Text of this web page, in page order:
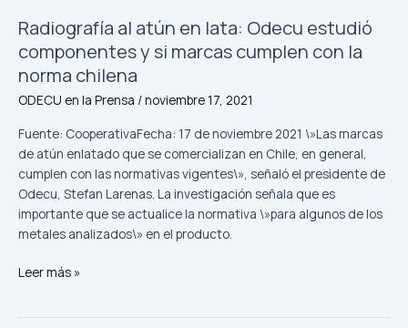
Radiografía al atún en lata: Odecu estudió
componentes y si marcas cumplen con la
norma chilena
ODECU en la Prensa /noviembre 17, 2021
Fuente: CooperativaFecha: 17 de noviembre 2021 \»Las marcas
de atún enlatado que se comercializan en Chile, en general,
cumplen con las normativas vigentes\», señaló el presidente de
Odecu, Stefan Larenas. La investigación señala que es
importante que se actualice la normativa \»para algunos de los
metales analizados\» en el producto.
Leer más »